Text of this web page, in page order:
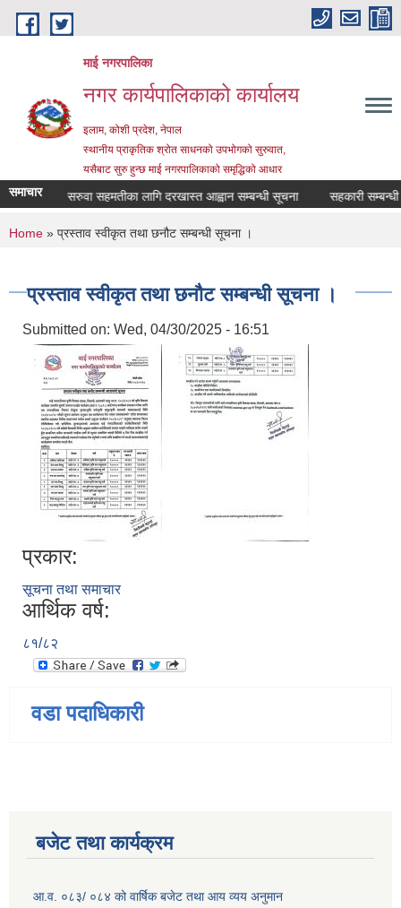
Skip to main content
माई नगरपालिका
नगर कार्यपालिकाको कार्यालय
इलाम, कोशी प्रदेश, नेपाल
स्थानीय प्राकृतिक श्रोत साधनको उपभोगको सुरुवात,
यसैबाट सुरु हुन्छ माई नगरपालिकाको समृद्धिको आधार
समाचार सरुवा सहमतीका लागि दरखास्त आह्वान सम्बन्धी सूचना सहकारी सम्बन्धी
You are here
Home » प्रस्ताव स्वीकृत तथा छनौट सम्बन्धी सूचना ।
प्रस्ताव स्वीकृत तथा छनौट सम्बन्धी सूचना ।
Submitted on: Wed, 04/30/2025 - 16:51
प्रकार:
सूचना तथा समाचार
आर्थिक वर्ष:
८१/८२
वडा पदाधिकारी
बजेट तथा कार्यक्रम
आ.व. ०८३/ ०८४ को वार्षिक बजेट तथा आय व्यय अनुमान